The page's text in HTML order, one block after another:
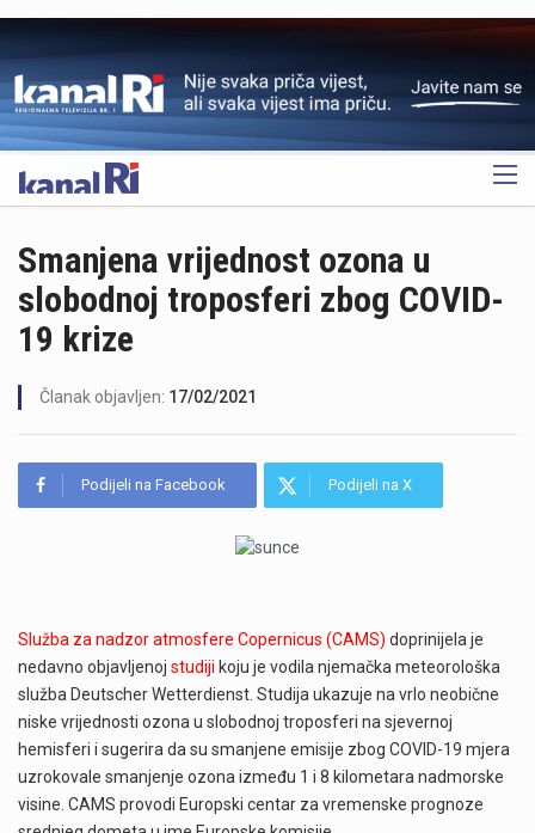
OGLAS
Smanjena vrijednost ozona u
slobodnoj troposferi zbog COVID-
19 krize
Članak objavljen: 17/02/2021
Podijeli na Facebook Podijeli na X
Služba za nadzor atmosfere Copernicus (CAMS) doprinijela je
nedavno objavljenoj studiji koju je vodila njemačka meteorološka
služba Deutscher Wetterdienst. Studija ukazuje na vrlo neobične
niske vrijednosti ozona u slobodnoj troposferi na sjevernoj
hemisferi i sugerira da su smanjene emisije zbog COVID-19 mjera
uzrokovale smanjenje ozona između 1 i 8 kilometara nadmorske
visine. CAMS provodi Europski centar za vremenske prognoze